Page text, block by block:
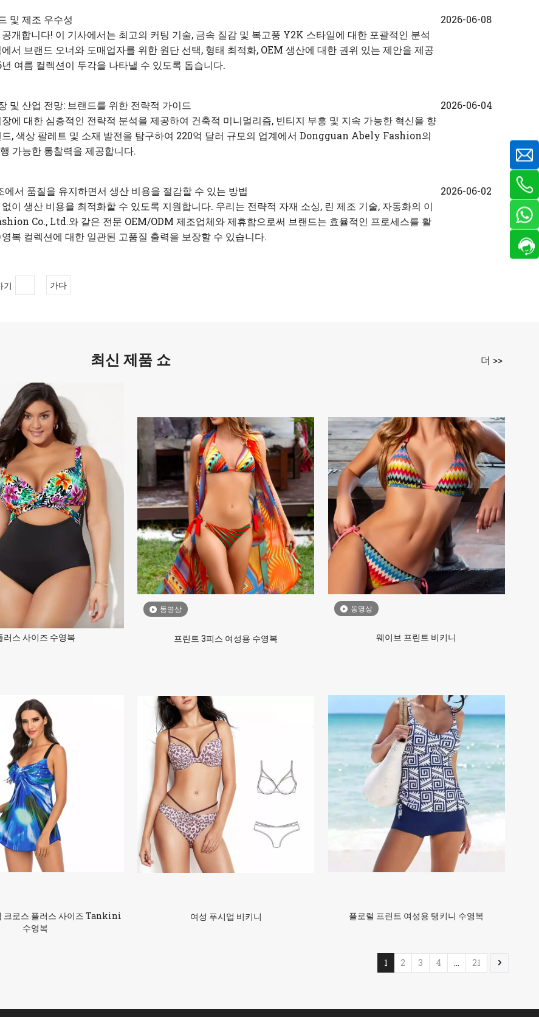
및 제조 우수성
개합니다! 이 기사에서는 최고의 커팅 기술, 금속 질감 및 복고풍 Y2K 스타일에 대한 포괄적인 분석
서 브랜드 오너와 도매업자를 위한 원단 선택, 형태 최적화, OEM 생산에 대한 권위 있는 제안을 제공
여름 컬렉션이 두각을 나타낼 수 있도록 돕습니다.
2026-06-08
및 산업 전망: 브랜드를 위한 전략적 가이드
에 대한 심층적인 전략적 분석을 제공하여 건축적 미니멀리즘, 빈티지 부흥 및 지속 가능한 혁신을 향
, 색상 팔레트 및 소재 발전을 탐구하여 220억 달러 규모의 업계에서 Dongguan Abely Fashion의
가능한 통찰력을 제공합니다.
2026-06-04
에서 품질을 유지하면서 생산 비용을 절감할 수 있는 방법
이 생산 비용을 최적화할 수 있도록 지원합니다. 우리는 전략적 자재 소싱, 린 제조 기술, 자동화의 이
Co., Ltd.와 같은 전문 OEM/ODM 제조업체와 제휴함으로써 브랜드는 효율적인 프로세스를 활
복 컬렉션에 대한 일관된 고품질 출력을 보장할 수 있습니다.
2026-06-02
기 가다
최신 제품 쇼 더 >>
러스 사이즈 수영복
동영상
프린트 3피스 여성용 수영복
동영상
웨이브 프린트 비키니
크로스 플러스 사이즈 Tankini
수영복
여성 푸시업 비키니 플로럴 프린트 여성용 탱키니 수영복
1 2 3 4 ... 21